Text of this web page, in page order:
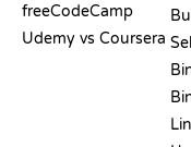
freeCodeCamp
Udemy vs Coursera